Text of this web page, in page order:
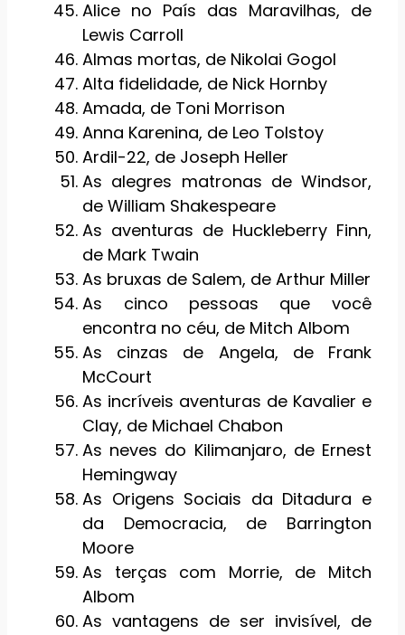
Alice no País das Maravilhas, de
Lewis Carroll
Almas mortas, de Nikolai Gogol
Alta fidelidade, de Nick Hornby
Amada, de Toni Morrison
Anna Karenina, de Leo Tolstoy
Ardil-22, de Joseph Heller
As alegres matronas de Windsor,
de William Shakespeare
As aventuras de Huckleberry Finn,
de Mark Twain
As bruxas de Salem, de Arthur Miller
As cinco pessoas que você
encontra no céu, de Mitch Albom
As cinzas de Angela, de Frank
McCourt
As incríveis aventuras de Kavalier e
Clay, de Michael Chabon
As neves do Kilimanjaro, de Ernest
Hemingway
As Origens Sociais da Ditadura e
da Democracia, de Barrington
Moore
As terças com Morrie, de Mitch
Albom
As vantagens de ser invisível, de